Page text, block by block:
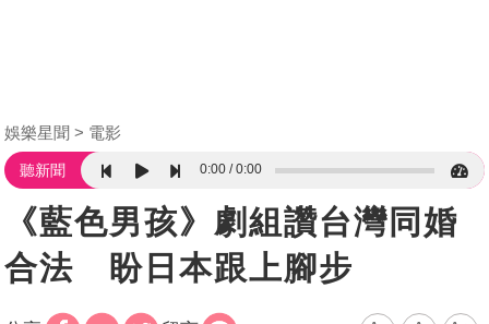
娛樂星聞 電影
聽新聞 0:00 0:00
《藍色男孩》劇組讚台灣同婚
合法 盼日本跟上腳步